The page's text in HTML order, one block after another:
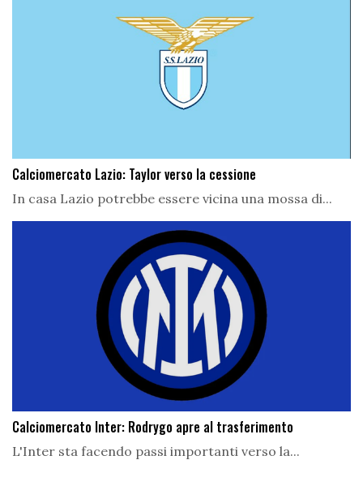
Calciomercato Lazio: Taylor verso la cessione
In casa Lazio potrebbe essere vicina una mossa di...
Calciomercato Inter: Rodrygo apre al trasferimento
L'Inter sta facendo passi importanti verso la...